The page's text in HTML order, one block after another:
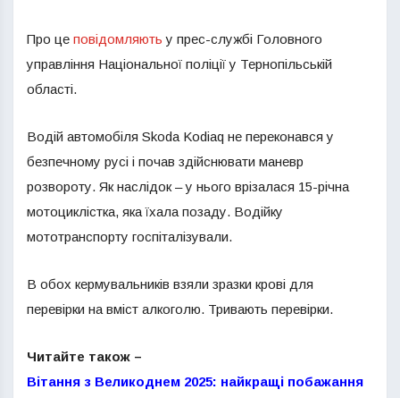
Про це повідомляють у прес-службі Головного
управління Національної поліції у Тернопільській
області.
Водій автомобіля Skoda Kodiaq не переконався у
безпечному русі і почав здійснювати маневр
розвороту. Як наслідок – у нього врізалася 15-річна
мотоциклістка, яка їхала позаду. Водійку
мототранспорту госпіталізували.
В обох кермувальників взяли зразки крові для
перевірки на вміст алкоголю. Тривають перевірки.
Читайте також –
Вітання з Великоднем 2025: найкращі побажання